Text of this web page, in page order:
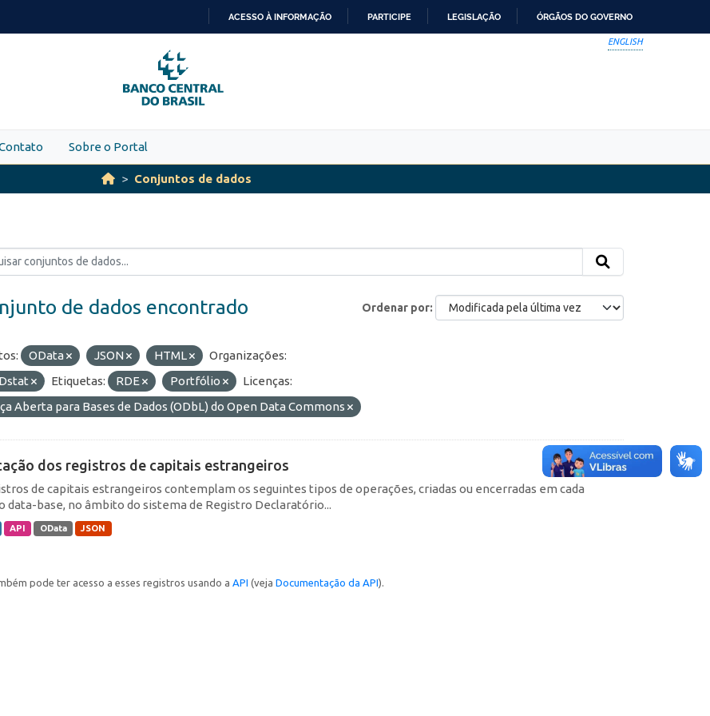
PARA
O
CONTEÚDO
ACESSO À INFORMAÇÃO PARTICIPE LEGISLAÇÃO ÓRGÃOS DO GOVERNO
ENGLISH
Sobre o Portal
Conjuntos de dados
Ordenar por
de dados encontrado
OData JSON HTML
Organizações:
Etiquetas: RDE Portfólio
Licenças:
Aberta para Bases de Dados (ODbL) do Open Data Commons
dos registros de capitais estrangeiros
de capitais estrangeiros contemplam os seguintes tipos de operações, criadas ou encerradas em cada
data-base, no âmbito do sistema de Registro Declaratório...
API OData JSON
pode ter acesso a esses registros usando a API (veja Documentação da API).